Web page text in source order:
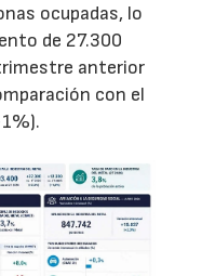
ocupadas, lo
de 27.300
anterior
con el